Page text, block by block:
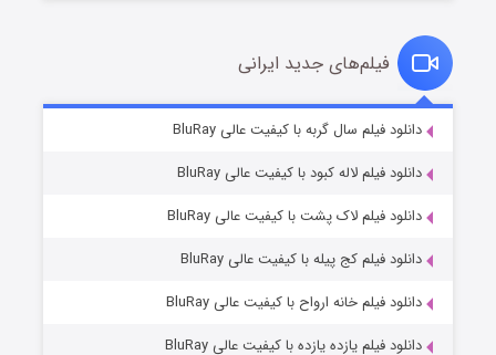
قسمت۷ (زیرنویس) منتشر شد
فیلم‌های جدید ایرانی
دانلود فیلم سال گربه با کیفیت عالی BluRay
دانلود فیلم لاله کبود با کیفیت عالی BluRay
دانلود فیلم لاک پشت با کیفیت عالی BluRay
دانلود فیلم کج‌ پیله با کیفیت عالی BluRay
دانلود فیلم خانه ارواح با کیفیت عالی BluRay
دانلود فیلم یازده یازده با کیفیت عالی BluRay